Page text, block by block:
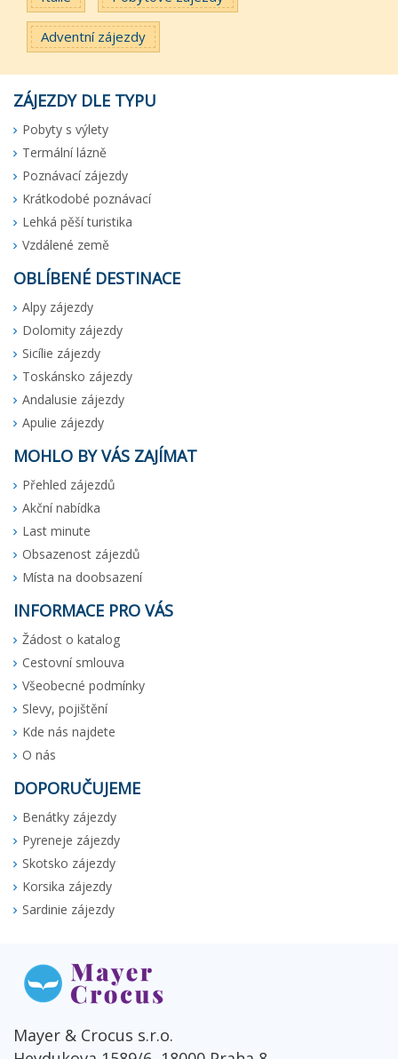
Adventní zájezdy
ZÁJEZDY DLE TYPU
Pobyty s výlety
Termální lázně
Poznávací zájezdy
Krátkodobé poznávací
Lehká pěší turistika
Vzdálené země
OBLÍBENÉ DESTINACE
Alpy zájezdy
Dolomity zájezdy
Sicílie zájezdy
Toskánsko zájezdy
Andalusie zájezdy
Apulie zájezdy
MOHLO BY VÁS ZAJÍMAT
Přehled zájezdů
Akční nabídka
Last minute
Obsazenost zájezdů
Místa na doobsazení
INFORMACE PRO VÁS
Žádost o katalog
Cestovní smlouva
Všeobecné podmínky
Slevy, pojištění
Kde nás najdete
O nás
DOPORUČUJEME
Benátky zájezdy
Pyreneje zájezdy
Skotsko zájezdy
Korsika zájezdy
Sardinie zájezdy
Mayer & Crocus s.r.o.